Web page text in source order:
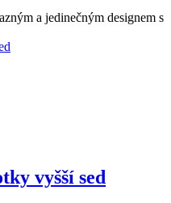
a jedinečným designem s
vyšší sed